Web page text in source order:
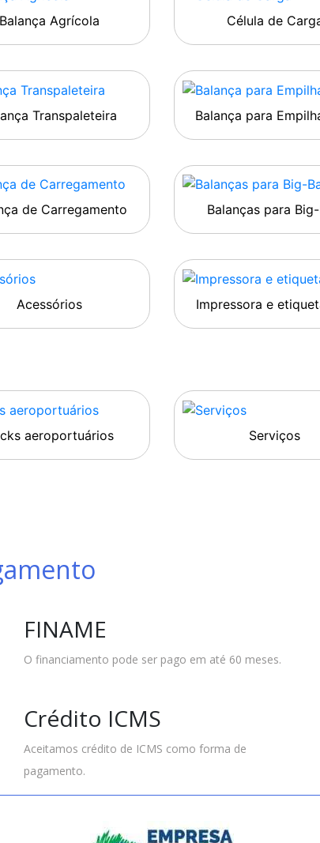
Balança Agrícola Célula de
Transpaleteira Balança para
de Carregamento Balanças para
Acessórios Impressora e
aeroportuários Serviços
FINAME
O financiamento pode ser pago em até 60 meses.
Crédito ICMS
Aceitamos crédito de ICMS como forma de
pagamento.